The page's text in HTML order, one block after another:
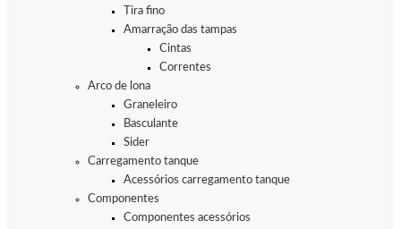
Tira fino
Amarração das tampas
Cintas
Correntes
Arco de lona
Graneleiro
Basculante
Sider
Carregamento tanque
Acessórios carregamento tanque
Componentes
Componentes acessórios